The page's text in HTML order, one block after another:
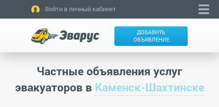
Войти в личный кабинет
ДОБАВИТЬ
ОБЪЯВЛЕНИЕ
Частные объявления услуг
эвакуаторов в Каменск-Шахтинске